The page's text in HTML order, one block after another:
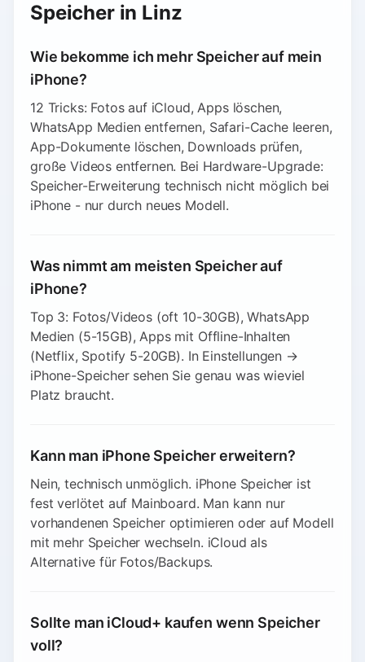
Speicher in Linz
Wie bekomme ich mehr Speicher auf mein
iPhone?
12 Tricks: Fotos auf iCloud, Apps löschen,
WhatsApp Medien entfernen, Safari-Cache leeren,
App-Dokumente löschen, Downloads prüfen,
große Videos entfernen. Bei Hardware-Upgrade:
Speicher-Erweiterung technisch nicht möglich bei
iPhone - nur durch neues Modell.
Was nimmt am meisten Speicher auf
iPhone?
Top 3: Fotos/Videos (oft 10-30GB), WhatsApp
Medien (5-15GB), Apps mit Offline-Inhalten
(Netflix, Spotify 5-20GB). In Einstellungen →
iPhone-Speicher sehen Sie genau was wieviel
Platz braucht.
Kann man iPhone Speicher erweitern?
Nein, technisch unmöglich. iPhone Speicher ist
fest verlötet auf Mainboard. Man kann nur
vorhandenen Speicher optimieren oder auf Modell
mit mehr Speicher wechseln. iCloud als
Alternative für Fotos/Backups.
Sollte man iCloud+ kaufen wenn Speicher
voll?